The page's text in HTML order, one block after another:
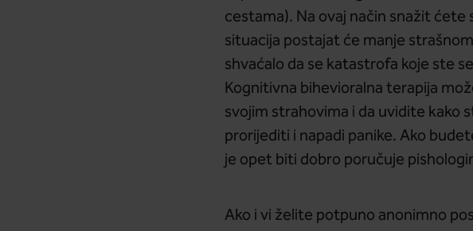
cestama). Na ovaj način snažit
situacija postajat će manje
shvaćalo da se katastrofa koje ste
Kognitivna bihevioralna terapija
svojim strahovima i da uvidite kako
prorijediti i napadi panike. Ako
je opet biti dobro poručuje
Ako i vi želite potpuno anonimno